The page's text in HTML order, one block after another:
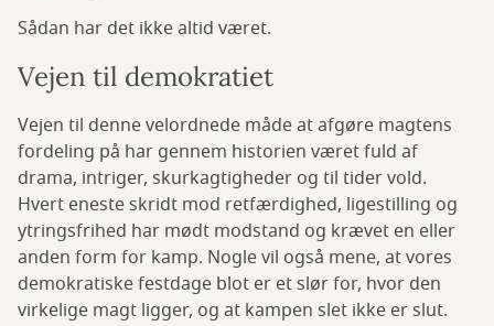
Sådan har det ikke altid været.
Vejen til demokratiet
Vejen til denne velordnede måde at afgøre magtens
fordeling på har gennem historien været fuld af
drama, intriger, skurkagtigheder og til tider vold.
Hvert eneste skridt mod retfærdighed, ligestilling og
ytringsfrihed har mødt modstand og krævet en eller
anden form for kamp. Nogle vil også mene, at vores
demokratiske festdage blot er et slør for, hvor den
virkelige magt ligger, og at kampen slet ikke er slut.